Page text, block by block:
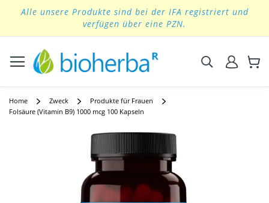
to
Alle unsere Produkte sind bei der IFA registriert und
verfügen über eine PZN.
Suchen
Home Zweck
Produkte für Frauen
Folsäure (Vitamin B9) 1000 mcg 100 Kapseln